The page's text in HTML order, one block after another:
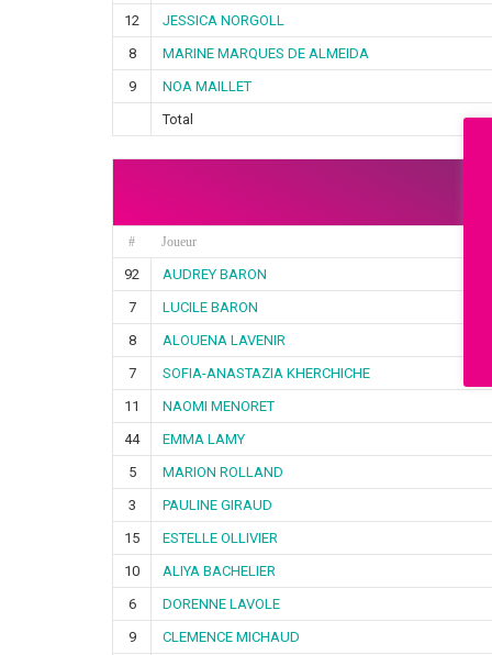
12
JESSICA NORGOLL
8
MARINE MARQUES DE ALMEIDA
9
NOA MAILLET
Total
# Joueur
92
AUDREY BARON
7
LUCILE BARON
8
ALOUENA LAVENIR
7
SOFIA-ANASTAZIA KHERCHICHE
11
NAOMI MENORET
44
EMMA LAMY
5
MARION ROLLAND
3
PAULINE GIRAUD
15
ESTELLE OLLIVIER
10
ALIYA BACHELIER
6
DORENNE LAVOLE
9
CLEMENCE MICHAUD